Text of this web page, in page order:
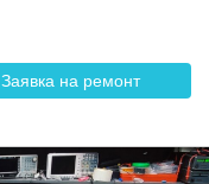
Заявка на ремонт